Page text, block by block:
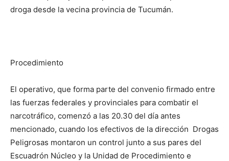
droga desde la vecina provincia de Tucumán.
Procedimiento
El operativo, que forma parte del convenio firmado entre
las fuerzas federales y provinciales para combatir el
narcotráfico, comenzó a las 20.30 del día antes
mencionado, cuando los efectivos de la dirección Drogas
Peligrosas montaron un control junto a sus pares del
Escuadrón Núcleo y la Unidad de Procedimiento e